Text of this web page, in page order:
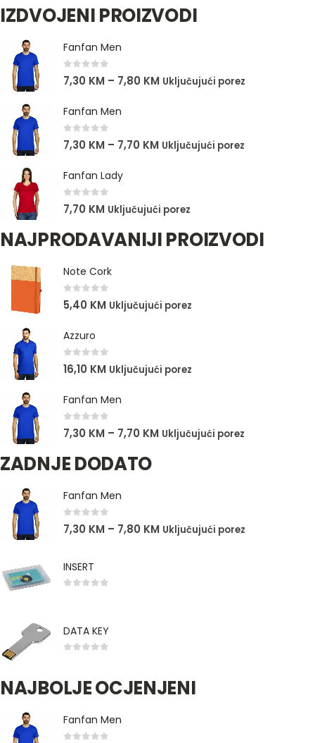
IZDVOJENI PROIZVODI
Fanfan Men
0out of 5
7,30 KM – 7,80 KM Uključujući porez
Fanfan Men
0out of 5
7,30 KM – 7,70 KM Uključujući porez
Fanfan Lady
0out of 5
7,70 KM Uključujući porez
NAJPRODAVANIJI PROIZVODI
Note Cork
0out of 5
5,40 KM Uključujući porez
Azzuro
0out of 5
16,10 KM Uključujući porez
Fanfan Men
0out of 5
7,30 KM – 7,70 KM Uključujući porez
ZADNJE DODATO
Fanfan Men
0out of 5
7,30 KM – 7,80 KM Uključujući porez
INSERT
DATA KEY
NAJBOLJE OCJENJENI
Fanfan Men